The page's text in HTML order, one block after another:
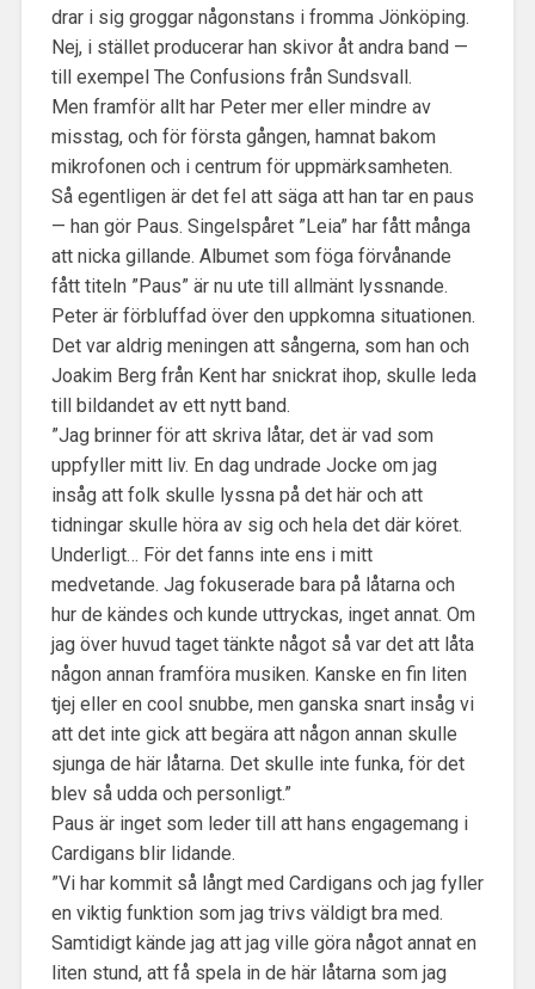
drar i sig groggar någonstans i fromma Jönköping.
Nej, i stället producerar han skivor åt andra band —
till exempel The Confusions från Sundsvall.
Men framför allt har Peter mer eller mindre av
misstag, och för första gången, hamnat bakom
mikrofonen och i centrum för uppmärksamheten.
Så egentligen är det fel att säga att han tar en paus
— han gör Paus. Singelspåret ”Leia” har fått många
att nicka gillande. Albumet som föga förvånande
fått titeln ”Paus” är nu ute till allmänt lyssnande.
Peter är förbluffad över den uppkomna situationen.
Det var aldrig meningen att sångerna, som han och
Joakim Berg från Kent har snickrat ihop, skulle leda
till bildandet av ett nytt band.
”Jag brinner för att skriva låtar, det är vad som
uppfyller mitt liv. En dag undrade Jocke om jag
insåg att folk skulle lyssna på det här och att
tidningar skulle höra av sig och hela det där köret.
Underligt… För det fanns inte ens i mitt
medvetande. Jag fokuserade bara på låtarna och
hur de kändes och kunde uttryckas, inget annat. Om
jag över huvud taget tänkte något så var det att låta
någon annan framföra musiken. Kanske en fin liten
tjej eller en cool snubbe, men ganska snart insåg vi
att det inte gick att begära att någon annan skulle
sjunga de här låtarna. Det skulle inte funka, för det
blev så udda och personligt.”
Paus är inget som leder till att hans engagemang i
Cardigans blir lidande.
”Vi har kommit så långt med Cardigans och jag fyller
en viktig funktion som jag trivs väldigt bra med.
Samtidigt kände jag att jag ville göra något annat en
liten stund, att få spela in de här låtarna som jag